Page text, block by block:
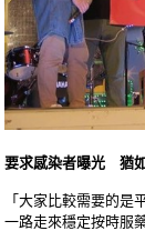
要求感染者曝光 猶
「大家比較需要的是
一路走來穩定按時服